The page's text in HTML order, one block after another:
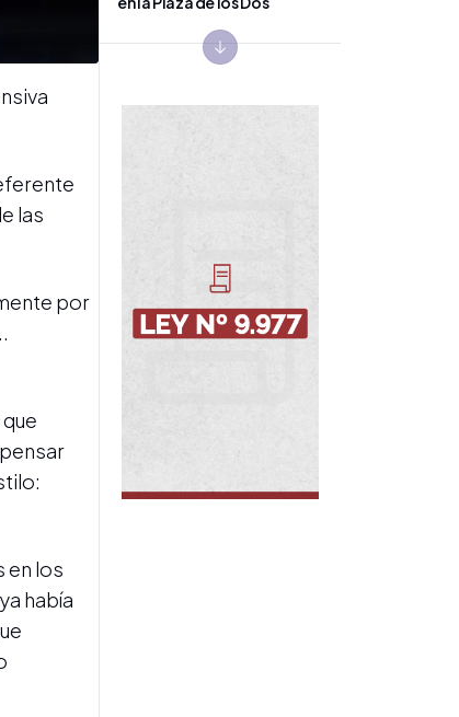
las
por
en los
había
Kicillof cuestionó la
represión frente al
Congreso y volvió a
rechazar la ley de
propiedad privada
Next slide